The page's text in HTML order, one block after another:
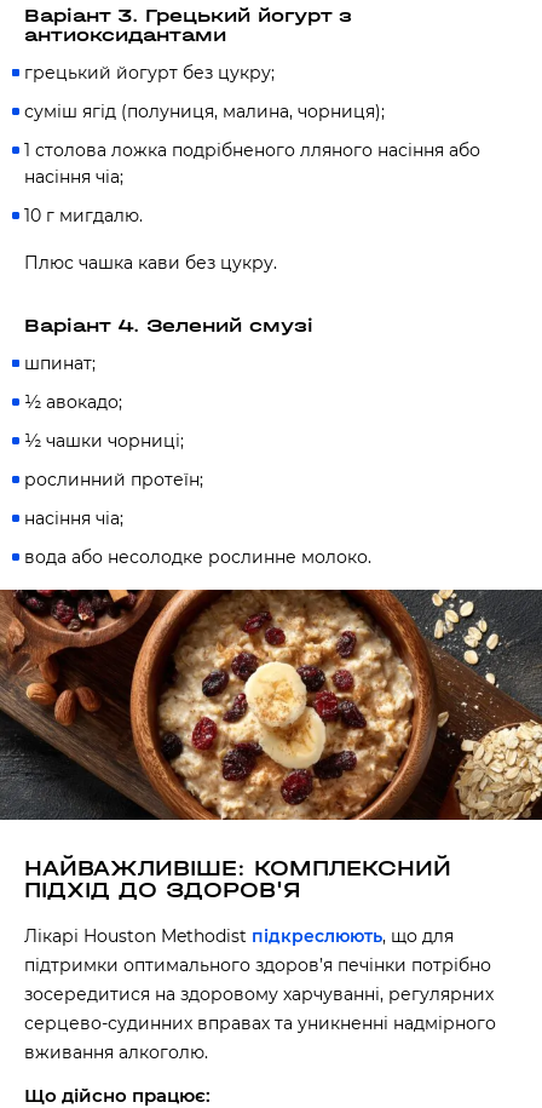
Варіант 3. Грецький йогурт з
антиоксидантами
грецький йогурт без цукру;
суміш ягід (полуниця, малина, чорниця);
1 столова ложка подрібненого лляного насіння або
насіння чіа;
10 г мигдалю.
Плюс чашка кави без цукру.
Варіант 4. Зелений смузі
шпинат;
½ авокадо;
½ чашки чорниці;
рослинний протеїн;
насіння чіа;
вода або несолодке рослинне молоко.
НАЙВАЖЛИВІШЕ: КОМПЛЕКСНИЙ
ПІДХІД ДО ЗДОРОВ'Я
Лікарі Houston Methodist підкреслюють, що для
підтримки оптимального здоров’я печінки потрібно
зосередитися на здоровому харчуванні, регулярних
серцево-судинних вправах та уникненні надмірного
вживання алкоголю.
Що дійсно працює: